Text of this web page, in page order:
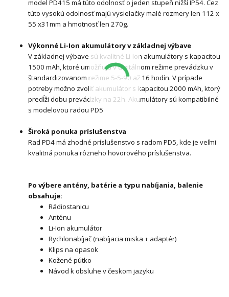
model PD415 má túto odolnosť o jeden stupeň nižší IP54. Cez
túto vysokú odolnosť majú vysielačky malé rozmery len 112 x
55 x31mm a hmotnosť len 270g.
Výkonné Li-Ion akumulátory v základnej výbave
V základnej výbave sú kvalitné Li-Ion akumulátory s kapacitou
1500 mAh, ktoré umožňujú v digitálnom režime prevádzku v
štandardizovanom režime 5-5-90 až 16 hodín. V prípade
potreby možno zvoliť akumulátor s kapacitou 2000 mAh, ktorý
predĺži dobu prevádzky na 22h. Akumulátory sú kompatibilné
s modelovou radou PD5
Široká ponuka príslušenstva
Rad PD4 má zhodné príslušenstvo s radom PD5, kde je veľmi
kvalitná ponuka rôzneho hovorového príslušenstva.
Po výbere antény, batérie a typu nabíjania, balenie
obsahuje:
Rádiostanicu
Anténu
Li-Ion akumulátor
Rychlonabíjač (nabíjacia miska + adaptér)
Klips na opasok
Kožené pútko
Návod k obsluhe v českom jazyku